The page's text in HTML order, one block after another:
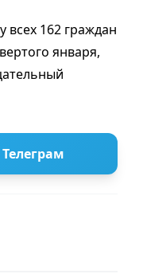
всех 162 граждан
января,